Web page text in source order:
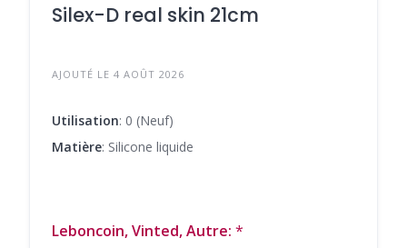
Silex-D real skin 21cm
AJOUTÉ LE 4 AOÛT 2026
Utilisation: 0 (Neuf)
Matière: Silicone liquide
Leboncoin, Vinted, Autre: *